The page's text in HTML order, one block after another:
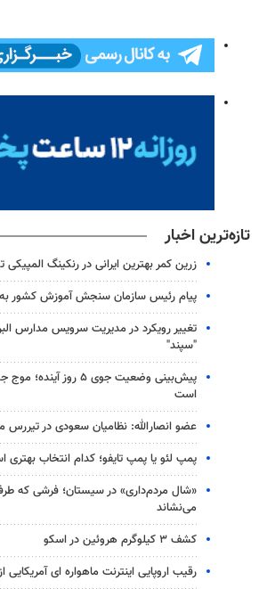
تازه‌ترین اخبار
زرین کمر بهترین ایرانی در رنکینگ المپیکی
پیام رئیس سازمان سنجش آموزش کشور به
تغییر رویکرد در مدیریت سرویس مدارس
"سپند"
پیش‌بینی وضعیت جوی ۵ روز
است
عضو انصارالله: نظامیان سعودی در تیررس
پمپ لئو یا پمپ تایفو؛ کدام انتخاب
«شال مردم‌داری» در سیستان؛ فرشی که
می‌نشاند
کشف ۳ کیلوگرم هروئین در اسکو
رقیب اروپایی اینترنت ماهواره ای آمریکایی